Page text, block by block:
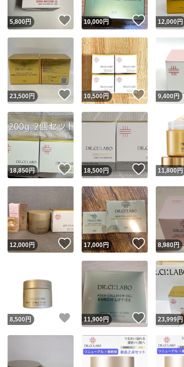
いいね！
5,800円 いいね！
10,000円 いいね！
12,000円
いいね！
23,500円 いいね！
10,500円 いいね！
9,400 円
いいね！
18,850円 いいね！
18,500円 いいね！
11,800 円
いいね！
12,000円 いいね！
17,000円 いいね！
8,980円
いいね！
8,500 円 いいね！
11,900円 いいね！
23,999円